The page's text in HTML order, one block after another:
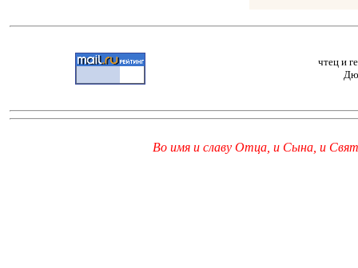
чтец и
Во имя и славу Отца, и Сына, и